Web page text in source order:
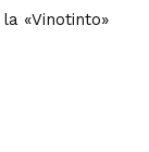
«Vinotinto»